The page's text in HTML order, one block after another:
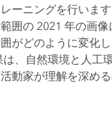
ーニングを行いま
囲の 2021 年の画
がどのように変化
、自然環境と人工
動家が理解を深め